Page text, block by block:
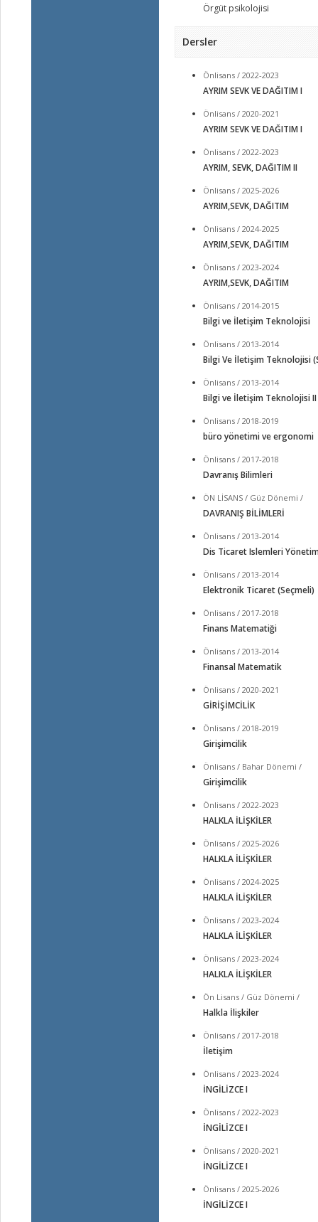
Örgüt psikolojisi
Dersler
Önlisans / 2022-2023
AYRIM SEVK VE DAĞITIM I
Önlisans / 2020-2021
AYRIM SEVK VE DAĞITIM I
Önlisans / 2022-2023
AYRIM, SEVK, DAĞITIM II
Önlisans / 2025-2026
AYRIM,SEVK, DAĞITIM
Önlisans / 2024-2025
AYRIM,SEVK, DAĞITIM
Önlisans / 2023-2024
AYRIM,SEVK, DAĞITIM
Önlisans / 2014-2015
Bilgi ve İletişim Teknolojisi
Önlisans / 2013-2014
Bilgi Ve İletişim Teknolojisi
Önlisans / 2013-2014
Bilgi ve İletişim Teknolojisi II
Önlisans / 2018-2019
büro yönetimi ve ergonomi
Önlisans / 2017-2018
Davranış Bilimleri
ÖN LİSANS / Güz Dönemi /
DAVRANIŞ BİLİMLERİ
Önlisans / 2013-2014
Dis Ticaret Islemleri
Önlisans / 2013-2014
Elektronik Ticaret (Seçmeli)
Önlisans / 2017-2018
Finans Matematiği
Önlisans / 2013-2014
Finansal Matematik
Önlisans / 2020-2021
GİRİŞİMCİLİK
Önlisans / 2018-2019
Girişimcilik
Önlisans / Bahar Dönemi /
Girişimcilik
Önlisans / 2022-2023
HALKLA İLİŞKİLER
Önlisans / 2025-2026
HALKLA İLİŞKİLER
Önlisans / 2024-2025
HALKLA İLİŞKİLER
Önlisans / 2023-2024
HALKLA İLİŞKİLER
Önlisans / 2023-2024
HALKLA İLİŞKİLER
Ön Lisans / Güz Dönemi /
Halkla İlişkiler
Önlisans / 2017-2018
İletişim
Önlisans / 2023-2024
İNGİLİZCE I
Önlisans / 2022-2023
İNGİLİZCE I
Önlisans / 2020-2021
İNGİLİZCE I
Önlisans / 2025-2026
İNGİLİZCE I